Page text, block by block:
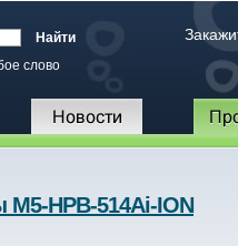
слово
HPB-514Ai-ION